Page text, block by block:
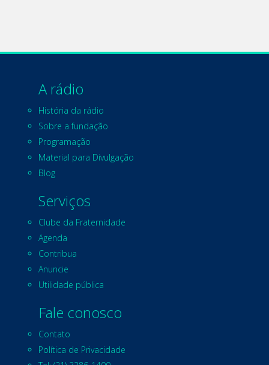
A rádio
História da rádio
Sobre a fundação
Programação
Material para Divulgação
Blog
Serviços
Clube da Fraternidade
Agenda
Contribua
Anuncie
Utilidade pública
Fale conosco
Contato
Política de Privacidade